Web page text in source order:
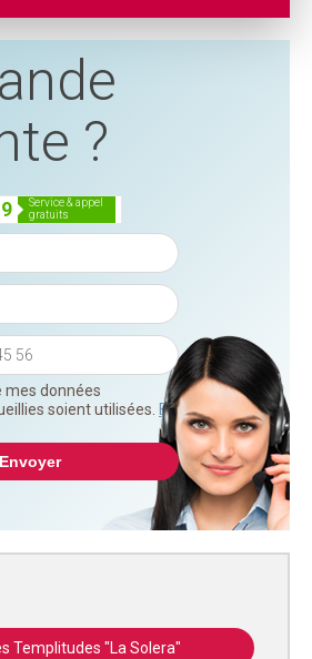
?
service & appel
gratuits
mes données
soient utilisées. En
Templitudes "La Solera"